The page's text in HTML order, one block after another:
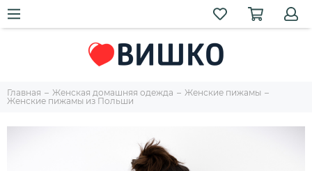
Главная Женская домашняя одежда
Женские пижамы
Женские пижамы из Польши